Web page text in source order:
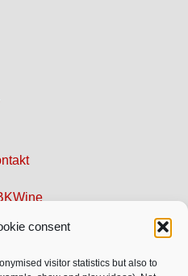
consent
visitor statistics but also to